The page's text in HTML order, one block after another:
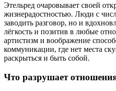
Этельред очаровывает своей
жизнерадостностью. Люди с
заводить разговор, но и
лёгкость и позитив в любые
артистизм и воображение
коммуникации, где нет места
раскрыться и быть собой.
Что разрушает